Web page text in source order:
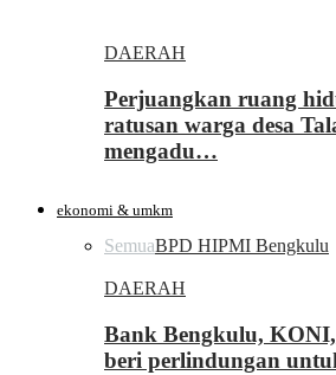
DAERAH
Perjuangkan ruang
ratusan warga desa
mengadu…
ekonomi & umkm
SemuaBPD HIPMI Bengkulu
DAERAH
Bank Bengkulu,
beri perlindungan